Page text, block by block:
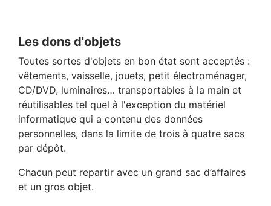
Les dons d'objets
Toutes sortes d'objets en bon état sont acceptés :
vêtements, vaisselle, jouets, petit électroménager,
CD/DVD, luminaires… transportables à la main et
réutilisables tel quel à l'exception du matériel
informatique qui a contenu des données
personnelles, dans la limite de trois à quatre sacs
par dépôt.
Chacun peut repartir avec un grand sac d’affaires
et un gros objet.